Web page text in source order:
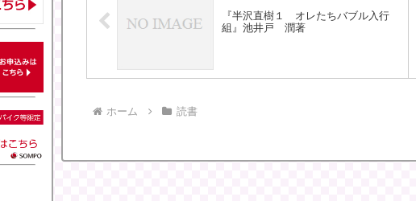
『半沢直樹１ オレたちバブル入行
組』池井戸 潤著
ホーム 読書